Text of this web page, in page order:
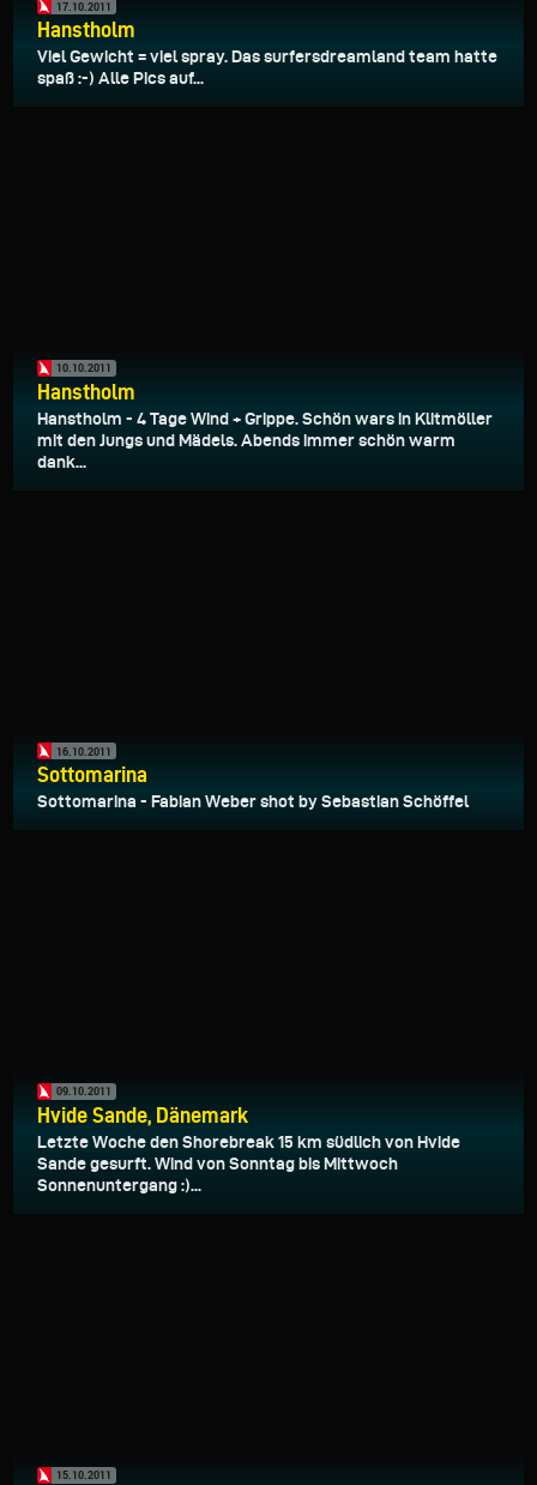
17.10.2011
Hanstholm
Viel Gewicht = viel spray. Das surfersdreamland team hatte
spaß :-) Alle Pics auf...
10.10.2011
Hanstholm
Hanstholm - 4 Tage Wind + Grippe. Schön wars in Klitmöller
mit den Jungs und Mädels. Abends immer schön warm
dank...
16.10.2011
Sottomarina
Sottomarina - Fabian Weber shot by Sebastian Schöffel
09.10.2011
Hvide Sande, Dänemark
Letzte Woche den Shorebreak 15 km südlich von Hvide
Sande gesurft. Wind von Sonntag bis Mittwoch
Sonnenuntergang :)...
15.10.2011